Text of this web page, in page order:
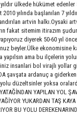
ülkede hükümet edenler
yılında başlanılan 7
artvin halkı.Oysaki
fakat sitemim itirazım
diyerek 50-60 yıl
beyler.Ülke ekonomisine
yapılsın ama bu ilçelerin
insanlari bol virajlı yollar
şavşata ardanuç a
düzeltsinler yoksa
YAPILAN YOL
YUKARDAN TAŞ
BU YOLU